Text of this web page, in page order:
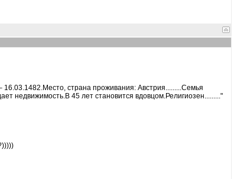
страна проживания: Австрия.........Семья
недвижимость.В 45 лет становится вдовцом.Религиозен........."